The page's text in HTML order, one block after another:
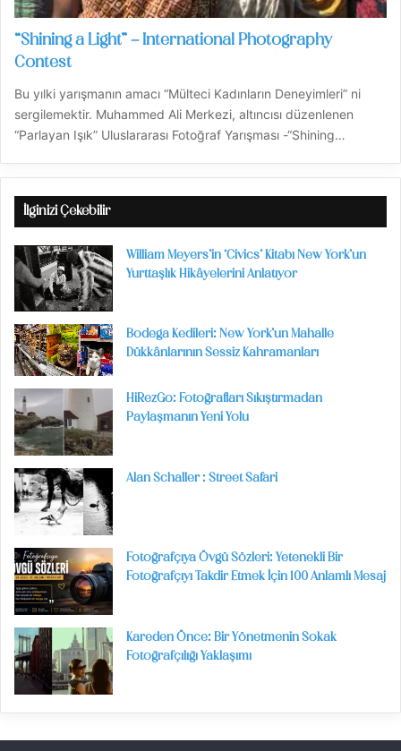
“Shining a Light” – International Photography
Contest
Bu yılki yarışmanın amacı “Mülteci Kadınların Deneyimleri” ni
sergilemektir. Muhammed Ali Merkezi, altıncısı düzenlenen
“Parlayan Işık” Uluslararası Fotoğraf Yarışması -“Shining…
İlginizi Çekebilir
William Meyers’in ‘Civics’ Kitabı New York’un
Yurttaşlık Hikâyelerini Anlatıyor
Bodega Kedileri: New York’un Mahalle
Dükkânlarının Sessiz Kahramanları
HiRezGo: Fotoğrafları Sıkıştırmadan
Paylaşmanın Yeni Yolu
Alan Schaller : Street Safari
Fotoğrafçıya Övgü Sözleri: Yetenekli Bir
Fotoğrafçıyı Takdir Etmek İçin 100 Anlamlı Mesaj
Kareden Önce: Bir Yönetmenin Sokak
Fotoğrafçılığı Yaklaşımı